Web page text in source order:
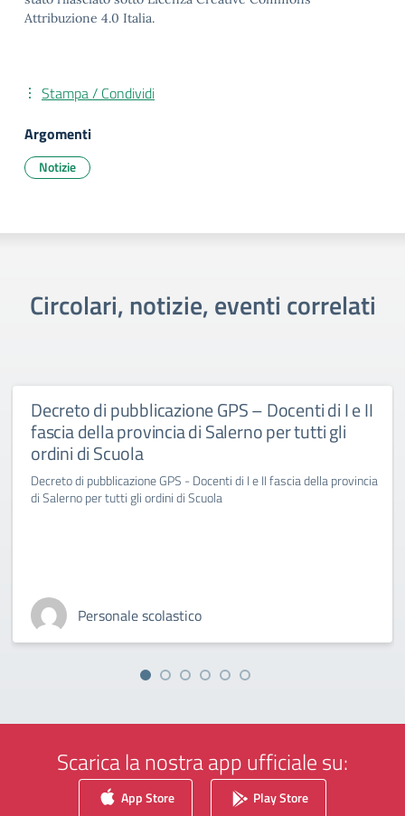
Attribuzione 4.0 Italia.
Stampa / Condividi
Argomenti
Notizie
Circolari, notizie, eventi correlati
Decreto di pubblicazione GPS – Docenti di I e II
fascia della provincia di Salerno per tutti gli
ordini di Scuola
Decreto di pubblicazione GPS - Docenti di I e II fascia della provincia
di Salerno per tutti gli ordini di Scuola
Personale scolastico
Scarica la nostra app ufficiale su:
App Store Play Store